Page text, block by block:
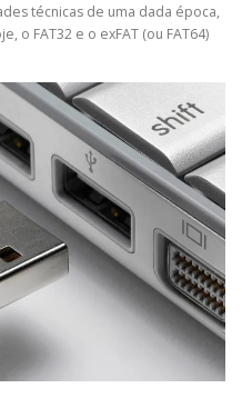
técnicas de uma dada época,
o FAT32 e o exFAT (ou FAT64)